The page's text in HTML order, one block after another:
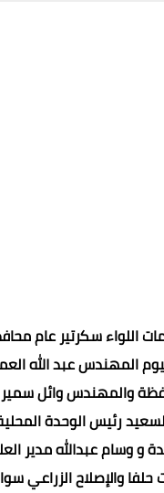
اللواء سكرتير عام
المهندس عبد الله
والمهندس وائل
رئيس الوحدة
و وسام عبدالله مدير
والإصلاح الزراعي